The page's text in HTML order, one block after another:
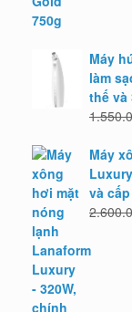
Máy
làm
thế và
Máy
và